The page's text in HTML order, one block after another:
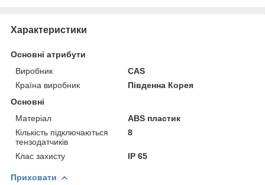
Характеристики
Основні атрибути
Виробник
CAS
Країна виробник
Південна Корея
Основні
Матеріал
ABS пластик
Кількість підключаються
тензодатчиків
8
Клас захисту IP 65
Приховати